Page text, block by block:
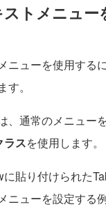
トメニュー
ニューを使用する
す。
、通常のメニュー
ラスを使用します。
貼り付けられた
ニューを設定する例